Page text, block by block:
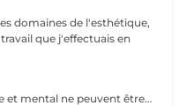
domaines de l'esthétique,
que j'effectuais en
La relaxation et le repos physique et mental ne peuvent être obtenus que par la diminution des toutes les tensions, aussi bien physiques que psychiques. Le but est d'obtenir une relaxation complète. En général quelques minutes de massage aux huiles essentiels suffisent à procurer une détente et du bien-être .